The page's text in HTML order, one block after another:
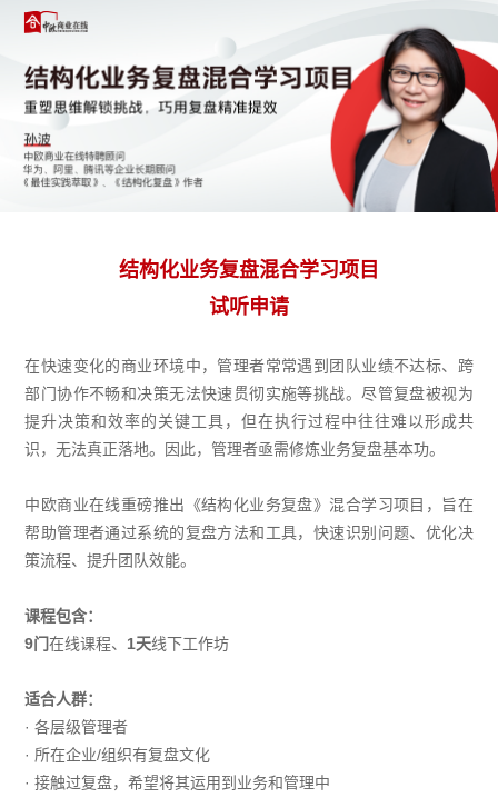
结构化业务复盘混合学习项目
试听申请
在快速变化的商业环境中，管理者常常遇到团队业绩不达标、跨
部门协作不畅和决策无法快速贯彻实施等挑战。尽管复盘被视为
提升决策和效率的关键工具，但在执行过程中往往难以形成共
识，无法真正落地。因此，管理者亟需修炼业务复盘基本功。
中欧商业在线重磅推出《结构化业务复盘》混合学习项目，旨在
帮助管理者通过系统的复盘方法和工具，快速识别问题、优化决
策流程、提升团队效能。
课程包含：
9门在线课程、 1天线下工作坊
适合人群：
· 各层级管理者
· 所在企业/组织有复盘文化
· 接触过复盘，希望将其运用到业务和管理中